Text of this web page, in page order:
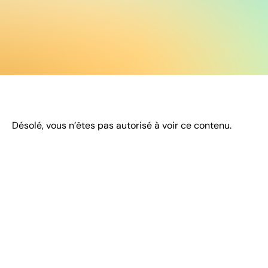
Désolé, vous n’êtes pas autorisé à voir ce contenu.